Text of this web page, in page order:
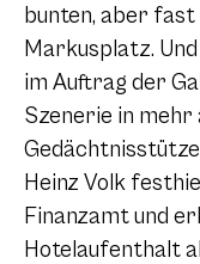
bunten, aber
Markusplatz.
im Auftrag der
Szenerie in
Heinz Volk
Finanzamt und
Hotelaufenthalt